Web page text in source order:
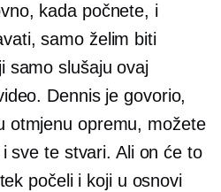
kada počnete, i
samo želim biti
samo slušaju ovaj
Dennis je govorio,
otmjenu opremu, možete
sve te stvari. Ali on će to
počeli i koji u osnovi